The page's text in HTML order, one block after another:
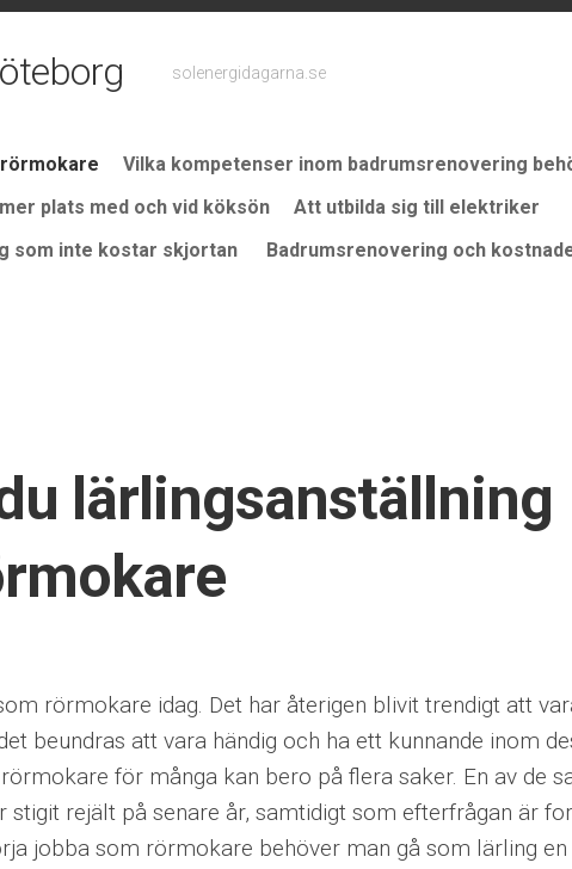
solenergidagarna.se
Vilka kompetenser inom badrumsrenovering
plats med och vid köksön
Att utbilda sig till elektriker
som inte kostar skjortan
Badrumsrenovering och
lärlingsanställning
rörmokare idag. Det har återigen blivit trendigt att
beundras att vara händig och ha ett kunnande inom
för många kan bero på flera saker. En av de
stigit rejält på senare år, samtidigt som efterfrågan är
jobba som rörmokare behöver man gå som lärling